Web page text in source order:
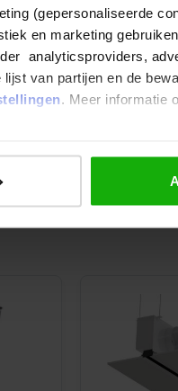
(gepersonaliseerde
en marketing
analyticsproviders,
van partijen en de
. Meer informatie